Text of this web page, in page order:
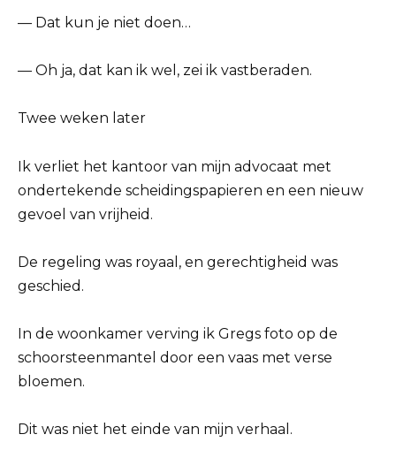
— Dat kun je niet doen…
— Oh ja, dat kan ik wel, zei ik vastberaden.
Twee weken later
Ik verliet het kantoor van mijn advocaat met
ondertekende scheidingspapieren en een nieuw
gevoel van vrijheid.
De regeling was royaal, en gerechtigheid was
geschied.
In de woonkamer verving ik Gregs foto op de
schoorsteenmantel door een vaas met verse
bloemen.
Dit was niet het einde van mijn verhaal.